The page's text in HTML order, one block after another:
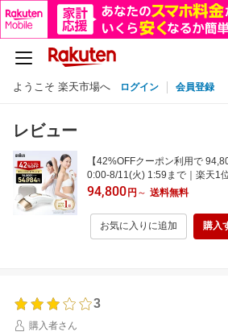
ようこそ 楽天市場へ ログイン 会員登録
レビュー
【42%OFFクーポン利用で
0:00-8/11(火) 1:59まで｜楽天1
刺激レス 脱毛器・光美容器を手
スパート PL-5157 Braun VIO
女兼用
94,800円 ～ 送料無料
お気に入りに追加 購入
3
購入者さん